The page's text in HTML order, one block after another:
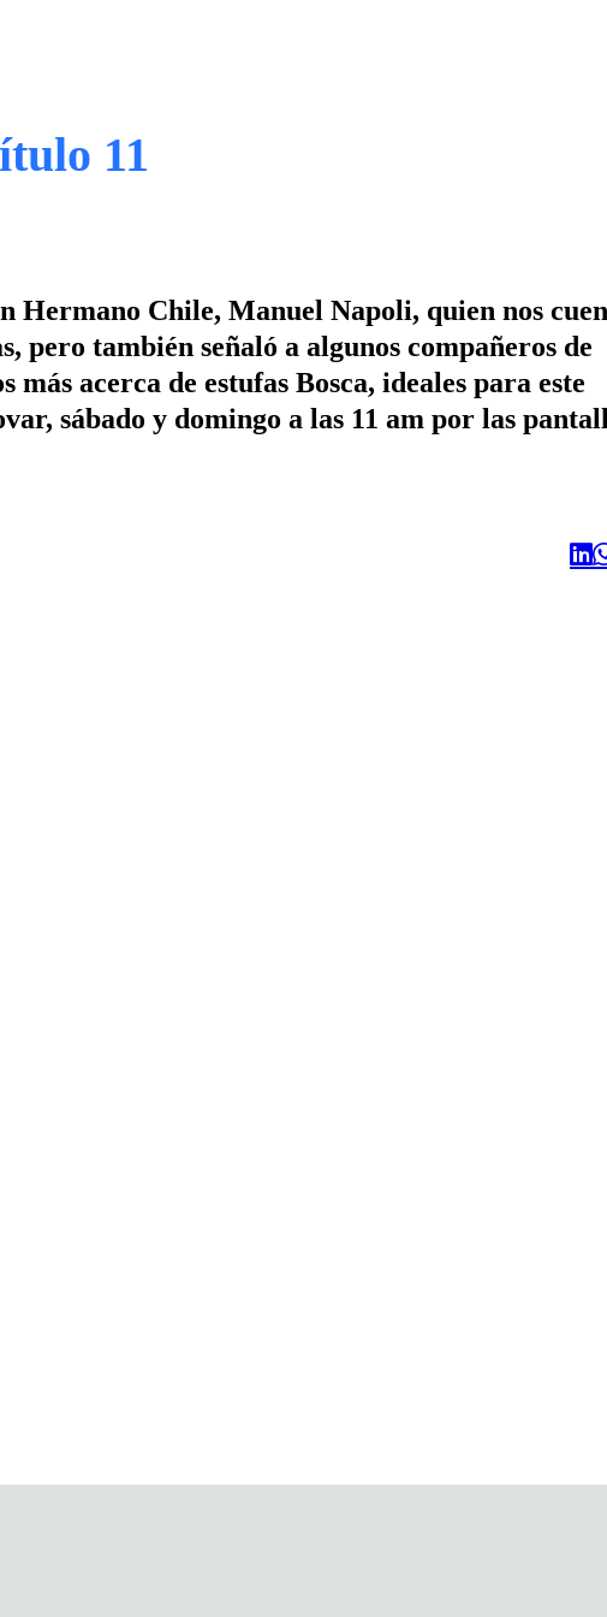
11
Hermano Chile, Manuel Napoli, quien nos
pero también señaló a algunos compañeros de
más acerca de estufas Bosca, ideales para este
sábado y domingo a las 11 am por las